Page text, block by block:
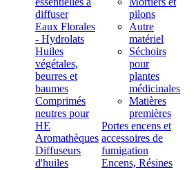
diffuser
Eaux Florales
- Hydrolats
Huiles
végétales,
beurres et
baumes
Comprimés
neutres pour
HE
Aromathèques
Diffuseurs
d'huiles
pilons
Autre
matériel
Séchoirs
pour
plantes
médicinales
Matières
premières
Portes encens et
accessoires de
fumigation
Encens, Résines